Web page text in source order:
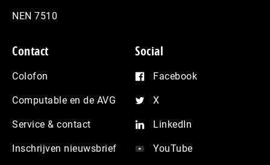
NEN 7510
Contact
Colofon
Computable en de AVG
Service & contact
Inschrijven nieuwsbrief
Social
Facebook
X
LinkedIn
YouTube